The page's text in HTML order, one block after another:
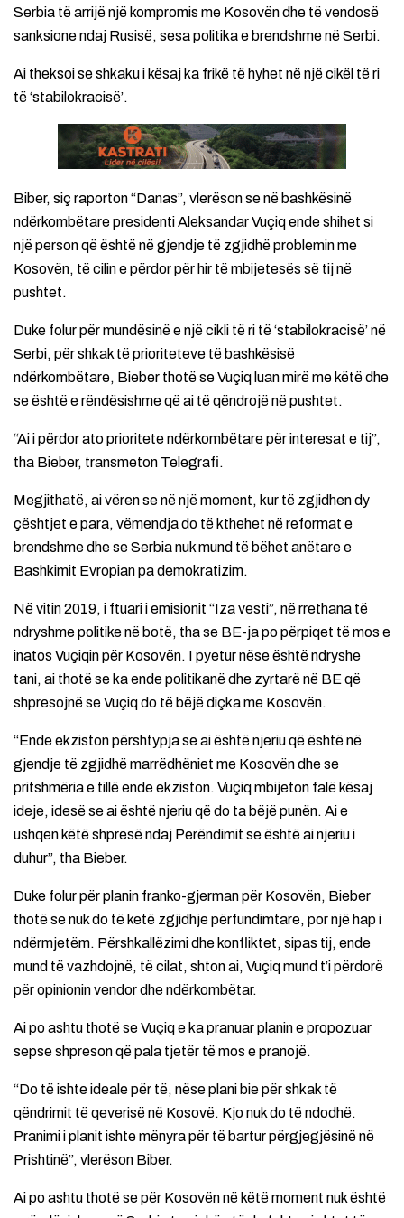
Serbia të arrijë një kompromis me Kosovën dhe të vendosë
sanksione ndaj Rusisë, sesa politika e brendshme në Serbi.
Ai theksoi se shkaku i kësaj ka frikë të hyhet në një cikël të ri
të ‘stabilokracisë’.
Biber, siç raporton “Danas”, vlerëson se në bashkësinë
ndërkombëtare presidenti Aleksandar Vuçiq ende shihet si
një person që është në gjendje të zgjidhë problemin me
Kosovën, të cilin e përdor për hir të mbijetesës së tij në
pushtet.
Duke folur për mundësinë e një cikli të ri të ‘stabilokracisë’ në
Serbi, për shkak të prioriteteve të bashkësisë
ndërkombëtare, Bieber thotë se Vuçiq luan mirë me këtë dhe
se është e rëndësishme që ai të qëndrojë në pushtet.
“Ai i përdor ato prioritete ndërkombëtare për interesat e tij”,
tha Bieber, transmeton Telegrafi.
Megjithatë, ai vëren se në një moment, kur të zgjidhen dy
çështjet e para, vëmendja do të kthehet në reformat e
brendshme dhe se Serbia nuk mund të bëhet anëtare e
Bashkimit Evropian pa demokratizim.
Në vitin 2019, i ftuari i emisionit “Iza vesti”, në rrethana të
ndryshme politike në botë, tha se BE-ja po përpiqet të mos e
inatos Vuçiqin për Kosovën. I pyetur nëse është ndryshe
tani, ai thotë se ka ende politikanë dhe zyrtarë në BE që
shpresojnë se Vuçiq do të bëjë diçka me Kosovën.
“Ende ekziston përshtypja se ai është njeriu që është në
gjendje të zgjidhë marrëdhëniet me Kosovën dhe se
pritshmëria e tillë ende ekziston. Vuçiq mbijeton falë kësaj
ideje, idesë se ai është njeriu që do ta bëjë punën. Ai e
ushqen këtë shpresë ndaj Perëndimit se është ai njeriu i
duhur”, tha Bieber.
Duke folur për planin franko-gjerman për Kosovën, Bieber
thotë se nuk do të ketë zgjidhje përfundimtare, por një hap i
ndërmjetëm. Përshkallëzimi dhe konfliktet, sipas tij, ende
mund të vazhdojnë, të cilat, shton ai, Vuçiq mund t’i përdorë
për opinionin vendor dhe ndërkombëtar.
Ai po ashtu thotë se Vuçiq e ka pranuar planin e propozuar
sepse shpreson që pala tjetër të mos e pranojë.
“Do të ishte ideale për të, nëse plani bie për shkak të
qëndrimit të qeverisë në Kosovë. Kjo nuk do të ndodhë.
Pranimi i planit ishte mënyra për të bartur përgjegjësinë në
Prishtinë”, vlerëson Biber.
Ai po ashtu thotë se për Kosovën në këtë moment nuk është